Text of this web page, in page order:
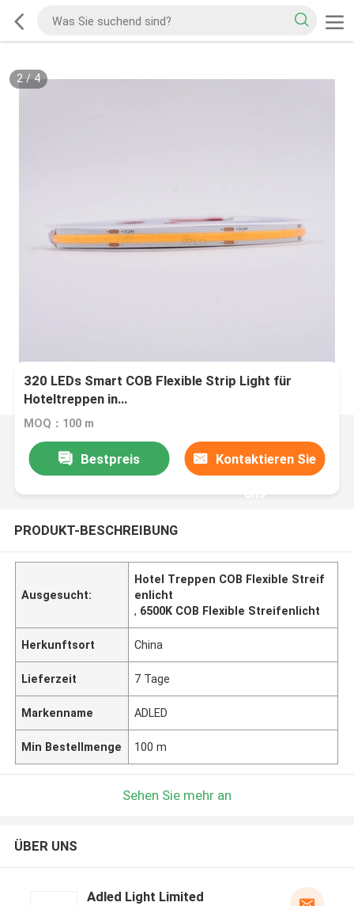
2/4
320 LEDs Smart COB Flexible Strip Light für
Hoteltreppen in
2700K/3000K/4000K/5000K/6500K
MOQ：100 m
Bestpreis Kontaktieren Sie
uns
PRODUKT-BESCHREIBUNG
Ausgesucht:
Hotel Treppen COB Flexible Streif
enlicht
, 6500K COB Flexible Streifenlicht
Herkunftsort China
Lieferzeit 7 Tage
Markenname ADLED
Min Bestellmenge 100 m
Sehen Sie mehr an
ÜBER UNS
Adled Light Limited